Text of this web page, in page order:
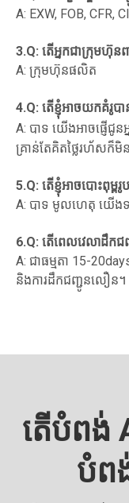
A: EXW, FOB, CFR,
3.Q: តើអ្នកជាក្រុមហ៊ុ
A: ក្រុមហ៊ុនផលិត
4.Q: តើខ្ញុំអាចយកគំរូបា
A: បាទ យើងអាចផ្ញើជូន
គ្រាន់​តែ​គិត​ថ្លៃ​រហ័ស​ក៏​មិ
5.Q: តើខ្ញុំអាចបោះពុម្ព
A: បាទ មូលហេតុ យើង
6.Q: តើពេលវេលាដឹកជ
A: ជាធម្មតា 15-
និងការដឹកជញ្ជូនលឿន។
តើបំពង់
បំព